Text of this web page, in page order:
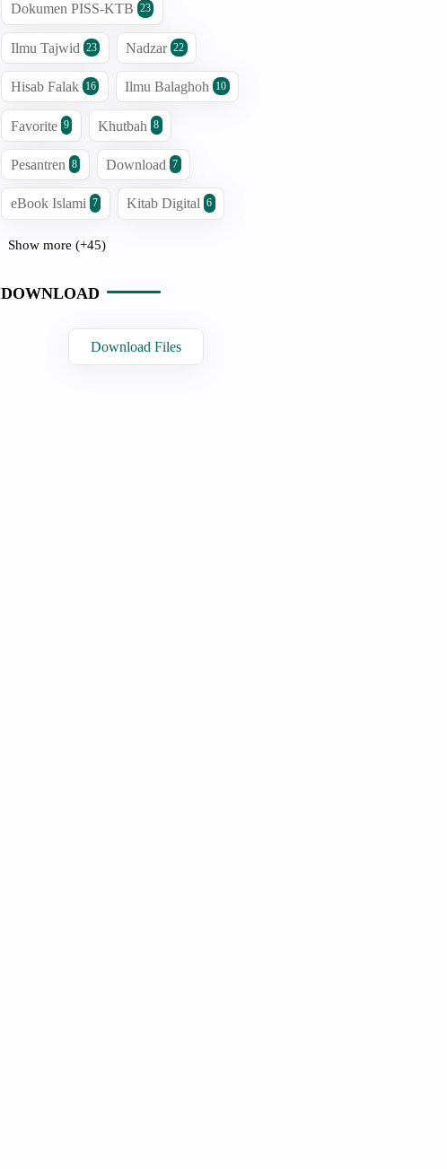
Dokumen PISS-KTB 23
Ilmu Tajwid 23 Nadzar 22
Hisab Falak 16 Ilmu Balaghoh 10
Favorite 9 Khutbah 8
Pesantren 8 Download 7
eBook Islami 7 Kitab Digital 6
Show more (+45)
DOWNLOAD
Download Files